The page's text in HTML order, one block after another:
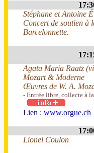
Stéphane et Antoine
Concert de soutien à
Barcelonnette.
Agata Maria Raatz
Mozart & Moderne
Œuvres de W. A.
- Entrée libre, collecte à
Lien : www.orgue.ch
Lionel Coulon